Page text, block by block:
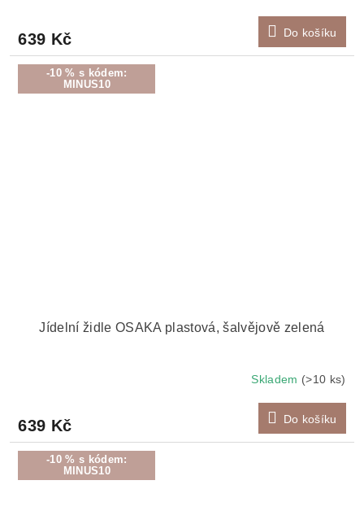
639 Kč Do košíku
-10 % s kódem:
MINUS10
Jídelní židle OSAKA plastová, šalvějově zelená
Skladem (>10 ks)
639 Kč Do košíku
-10 % s kódem:
MINUS10